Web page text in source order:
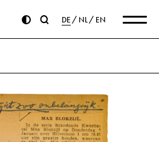
DE NL EN